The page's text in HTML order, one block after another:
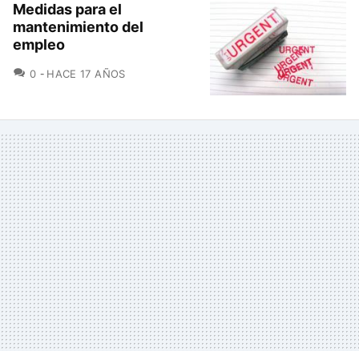
Medidas para el
mantenimiento del
empleo
0 COMENTARIOS
HACE 17 AÑOS